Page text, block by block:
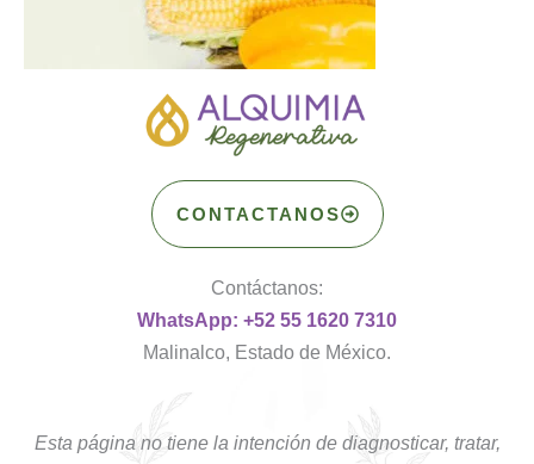
CONTACTANOS
Contáctanos:
WhatsApp: +52 55 1620 7310
Malinalco, Estado de México.
Esta página no tiene la intención de diagnosticar, tratar,